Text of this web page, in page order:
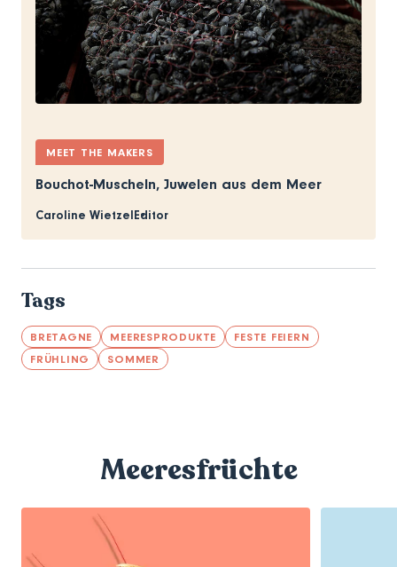
MEET THE MAKERS
Bouchot-Muscheln, Juwelen aus dem Meer
Caroline Wietzel Editor
Tags
BRETAGNE MEERESPRODUKTE
FESTE FEIERN
FRÜHLING
SOMMER
Meeresfrüchte